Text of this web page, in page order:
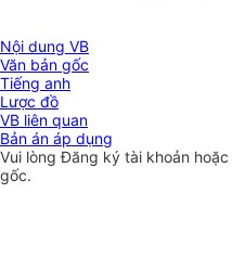
Nội dung VB
Văn bản gốc
Tiếng anh
Lược đồ
VB liên quan
Bản án áp dụng
Vui lòngĐăng ký tài khoản hoặc
gốc.